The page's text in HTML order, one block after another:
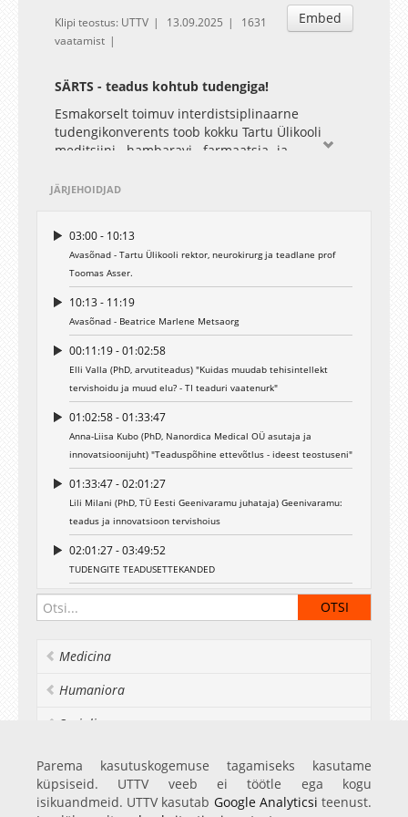
Embed
Klipi teostus: UTTV 13.09.2025
1631
vaatamist
SÄRTS - teadus kohtub tudengiga!
Esmakorselt toimuv interdistsiplinaarne
tudengikonverents toob kokku Tartu Ülikooli
meditsiini-, hambaravi-, farmaatsia- ja
ja tehnoloogia rollile meditsiinis ja
Eestist kui ka välismaalt, toimuvad praktilised
töötoad, tudengite teaduslaat ning päeva
lõpetab paneelarutelu.
Sisutiheda konverentsipäeva jooksul saab
kuulda kuidas teadus jõuab kliinilisse
praktikasse meil ja mujal, milline on meie oma
tudengite panus teadusesse, katsetada kuidas AI
ja masinõpe meditsiinilises praktikas abiks
võivad olla, leida lahenduse põletavale
tervishoiuprobleemile jpm.
Samuti pakub konverents esmakordselt
meditsiinivaldkonna tudengitele võimaluse
omavahel võrgustuda ja leida uusi kontakte
valdkonnaüleselt.
JÄRJEHOIDJAD
03:00 - 10:13
Avasõnad - Tartu Ülikooli rektor, neurokirurg ja teadlane prof
Toomas Asser.
10:13 - 11:19
Avasõnad - Beatrice Marlene Metsaorg
00:11:19 - 01:02:58
Elli Valla (PhD, arvutiteadus) "Kuidas muudab tehisintellekt
tervishoidu ja muud elu? - TI teaduri vaatenurk"
01:02:58 - 01:33:47
Anna-Liisa Kubo (PhD, Nanordica Medical OÜ asutaja ja
innovatsioonijuht) "Teaduspõhine ettevõtlus - ideest teostuseni"
01:33:47 - 02:01:27
Lili Milani (PhD, TÜ Eesti Geenivaramu juhataja) Geenivaramu:
teadus ja innovatsioon tervishoius
02:01:27 - 03:49:52
TUDENGITE TEADUSETTEKANDED
03:40:02 - 04:31:53
PANEELARUTELU - "Kes on hea juhendaja?"
Medicina
Humaniora
Socialia
Realia et naturalia
Ülikoolist veel
Parema kasutuskogemuse tagamiseks kasutame
küpsiseid. UTTV veeb ei töötle ega kogu
isikuandmeid. UTTV kasutab Google Analyticsi teenust.